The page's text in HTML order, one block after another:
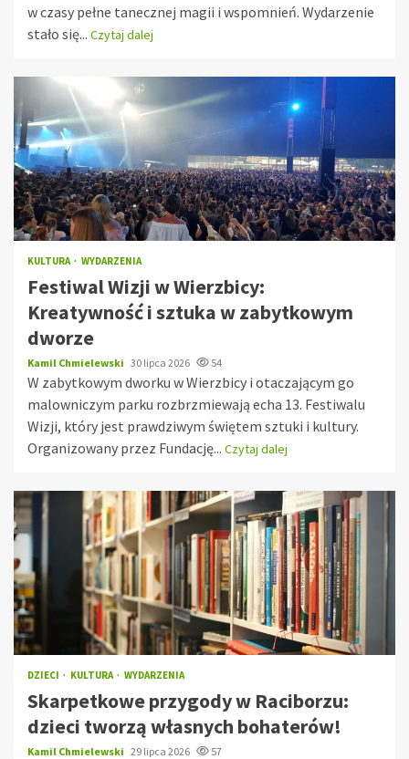
w czasy pełne tanecznej magii i wspomnień. Wydarzenie
stało się... Czytaj dalej
KULTURA WYDARZENIA
Festiwal Wizji w Wierzbicy:
Kreatywność i sztuka w zabytkowym
dworze
Kamil Chmielewski 30 lipca 2026 54
W zabytkowym dworku w Wierzbicy i otaczającym go
malowniczym parku rozbrzmiewają echa 13. Festiwalu
Wizji, który jest prawdziwym świętem sztuki i kultury.
Organizowany przez Fundację... Czytaj dalej
DZIECI KULTURA WYDARZENIA
Skarpetkowe przygody w Raciborzu:
dzieci tworzą własnych bohaterów!
Kamil Chmielewski 29 lipca 2026 57